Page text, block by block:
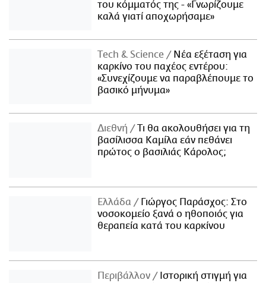
του κόμματός της - «Γνωρίζουμε
καλά γιατί αποχωρήσαμε»
Τech & Science
Νέα εξέταση για
καρκίνο του παχέος εντέρου:
«Συνεχίζουμε να παραβλέπουμε το
βασικό μήνυμα»
Διεθνή
Τι θα ακολουθήσει για τη
βασίλισσα Καμίλα εάν πεθάνει
πρώτος ο βασιλιάς Κάρολος;
Ελλάδα
Γιώργος Παράσχος: Στο
νοσοκομείο ξανά ο ηθοποιός για
θεραπεία κατά του καρκίνου
Περιβάλλον
Ιστορική στιγμή για